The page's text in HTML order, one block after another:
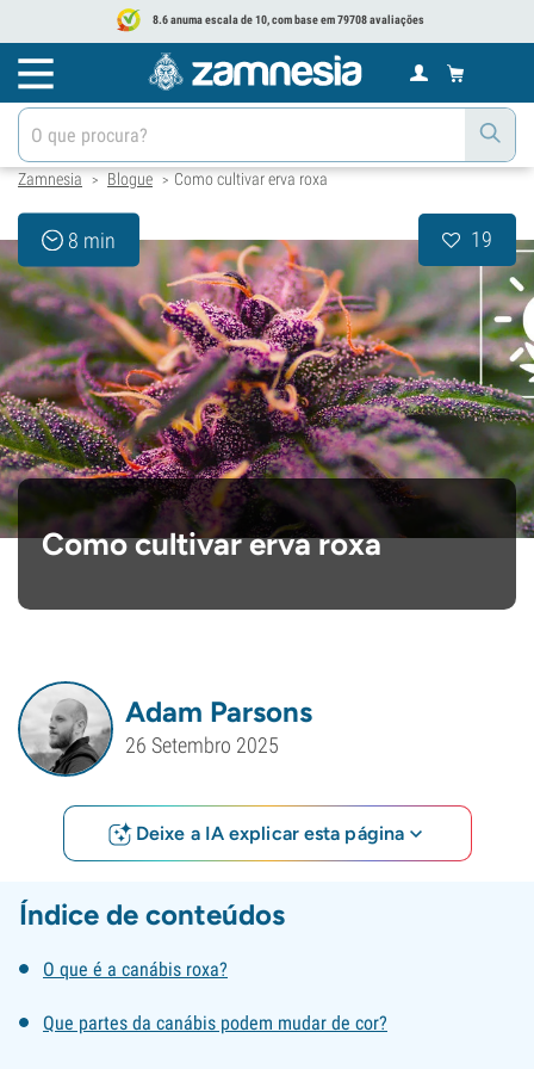
8.6 anuma escala de 10, com base em 79708 avaliações
Zamnesia > Blogue > Como cultivar erva roxa
8 min 19
Como cultivar erva roxa
Adam Parsons
26 Setembro 2025
Deixe a IA explicar esta página
Índice de conteúdos
O que é a canábis roxa?
Que partes da canábis podem mudar de cor?